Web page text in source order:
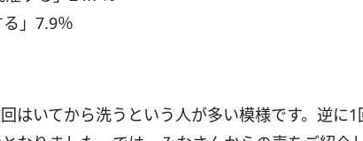
」7.9％
はいてから洗うという人が多い模様です。逆に1